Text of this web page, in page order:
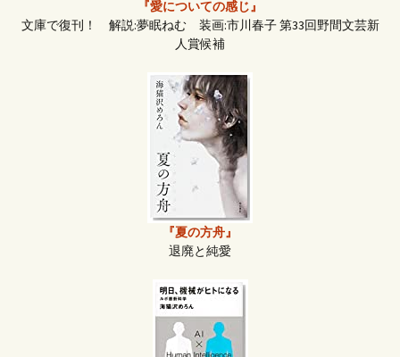
『愛についての感じ』
文庫で復刊！ 解説:夢眠ねむ 装画:市川春子 第33回野間文芸新
人賞候補
『夏の方舟』
退廃と純愛